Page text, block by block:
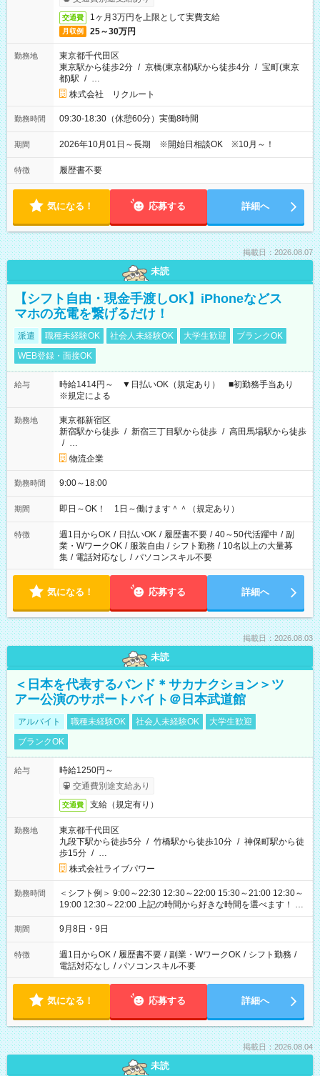
交通費 1ヶ月3万円を上限として実費支給
月収例 25～30万円
勤務地
東京都千代田区
東京駅から徒歩2分 / 京橋(東京都)駅から徒歩4分 / 宝町(東京
都)駅 / …
株式会社 リクルート
勤務時間 09:30-18:30（休憩60分）実働8時間
期間 2026年10月01日～長期 ※開始日相談OK ※10月～！
特徴 履歴書不要
気になる！ 応募する 詳細へ
掲載日：2026.08.07
未読
【シフト自由・現金手渡しOK】iPhoneなどス
マホの充電を繋げるだけ！
派遣 職種未経験OK 社会人未経験OK 大学生歓迎
ブランクOK
WEB登録・面接OK
給与
時給1414円～ ▼日払いOK（規定あり） ■初勤務手当あり
※規定による
勤務地
東京都新宿区
新宿駅から徒歩 / 新宿三丁目駅から徒歩 / 高田馬場駅から徒歩
/ …
物流企業
勤務時間 9:00～18:00
期間 即日～OK！ 1日～働けます＾＾（規定あり）
特徴 週1日からOK / 日払いOK / 履歴書不要 / 40～50代活躍中 / 副
業・WワークOK / 服装自由 / シフト勤務 / 10名以上の大量募
集 / 電話対応なし / パソコンスキル不要
気になる！ 応募する 詳細へ
掲載日：2026.08.03
未読
＜日本を代表するバンド＊サカナクション＞ツ
アー公演のサポートバイト＠日本武道館
アルバイト 職種未経験OK 社会人未経験OK
大学生歓迎
ブランクOK
給与
時給1250円～
交通費別途支給あり
交通費 支給（規定有り）
勤務地
東京都千代田区
九段下駅から徒歩5分 / 竹橋駅から徒歩10分 / 神保町駅から徒
歩15分 / …
株式会社ライブパワー
勤務時間
＜シフト例＞ 9:00～22:30 12:30～22:00 15:30～21:00 12:30～
19:00 12:30～22:00 上記の時間から好きな時間を選べます！ ※
時間は変更となる可能性があります
期間 9月8日・9日
特徴 週1日からOK / 履歴書不要 / 副業・WワークOK / シフト勤務 /
電話対応なし / パソコンスキル不要
気になる！ 応募する 詳細へ
掲載日：2026.08.04
未読